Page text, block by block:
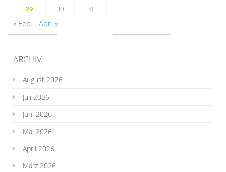
29
30 31
« Feb. Apr. »
ARCHIV
August 2026
Juli 2026
Juni 2026
Mai 2026
April 2026
März 2026